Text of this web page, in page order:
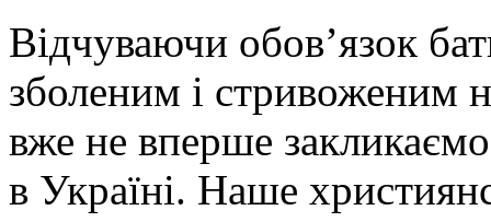
Відчуваючи обов’язок
зболеним і стривоженим
вже не вперше
в Україні. Наше